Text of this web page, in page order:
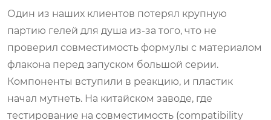
Один из наших клиентов потерял крупную
партию гелей для душа из-за того, что не
проверил совместимость формулы с материалом
флакона перед запуском большой серии.
Компоненты вступили в реакцию, и пластик
начал мутнеть. На китайском заводе, где
тестирование на совместимость (compatibility